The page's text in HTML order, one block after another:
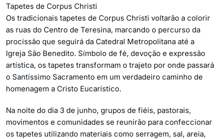
Tapetes de Corpus Christi
Os tradicionais tapetes de Corpus Christi voltarão a colorir
as ruas do Centro de Teresina, marcando o percurso da
procissão que seguirá da Catedral Metropolitana até a
Igreja São Benedito. Símbolo de fé, devoção e expressão
artística, os tapetes transformam o trajeto por onde passará
o Santíssimo Sacramento em um verdadeiro caminho de
homenagem a Cristo Eucarístico.
Na noite do dia 3 de junho, grupos de fiéis, pastorais,
movimentos e comunidades se reunirão para confeccionar
os tapetes utilizando materiais como serragem, sal, areia,